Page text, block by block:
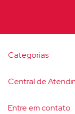
Categorias
Central de
Entre em contato